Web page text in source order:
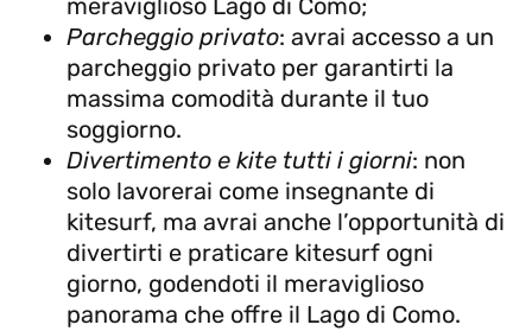
meraviglioso Lago di Como;
Parcheggio privato: avrai accesso a un
parcheggio privato per garantirti la
massima comodità durante il tuo
soggiorno.
Divertimento e kite tutti i giorni: non
solo lavorerai come insegnante di
kitesurf, ma avrai anche l’opportunità di
divertirti e praticare kitesurf ogni
giorno, godendoti il meraviglioso
panorama che offre il Lago di Como.